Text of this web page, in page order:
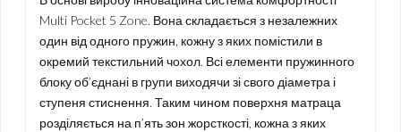
Multi Pocket 5 Zone. Вона складається з незалежних
один від одного пружин, кожну з яких помістили в
окремий текстильний чохол. Всі елементи пружинного
блоку об’єднані в групи виходячи зі свого діаметра і
ступеня стиснення. Таким чином поверхня матраца
розділяється на п’ять зон жорсткості, кожна з яких